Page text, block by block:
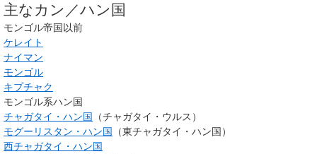
主なカン／ハン国
モンゴル帝国以前
ケレイト
ナイマン
モンゴル
キプチャク
モンゴル系ハン国
チャガタイ・ハン国
（チャガタイ・ウルス）
モグーリスタン・ハン国
（東チャガタイ・ハン国）
西チャガタイ・ハン国